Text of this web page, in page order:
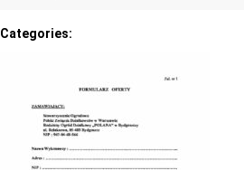
Categories: